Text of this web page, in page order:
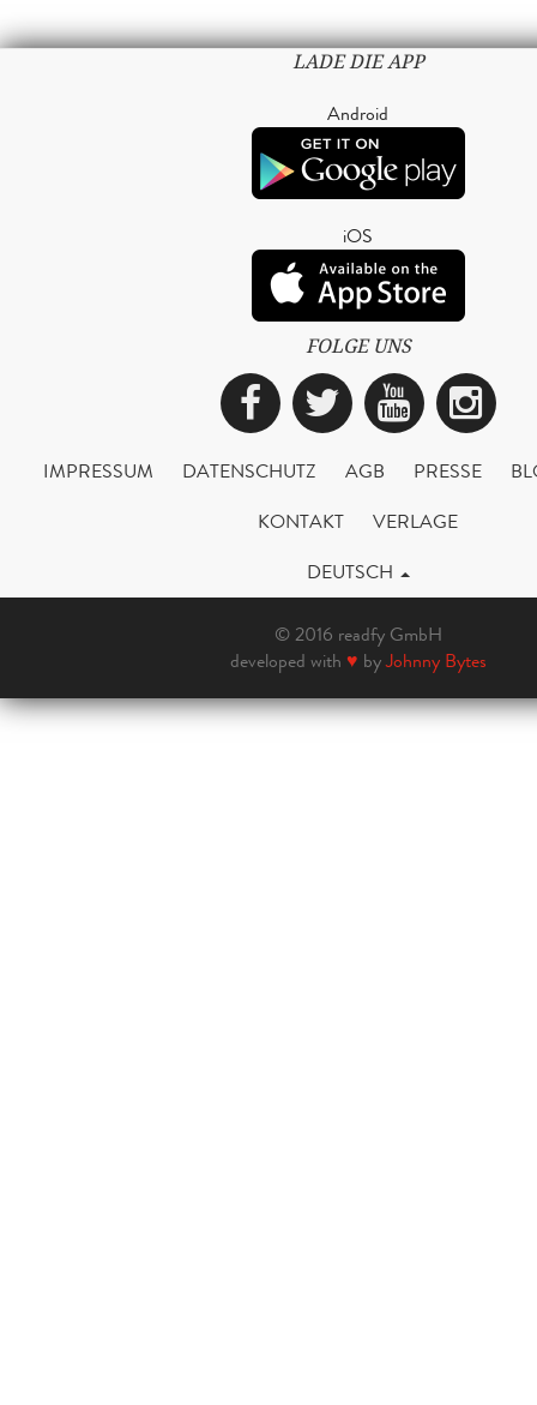
LADE DIE APP
Android
iOS
FOLGE UNS
Facebook
Twitter
IMPRESSUM DATENSCHUTZ AGB PRESSE
KONTAKT
VERLAGE
DEUTSCH
© 2016 readfy GmbH
developed with ♥ byJohnny Bytes